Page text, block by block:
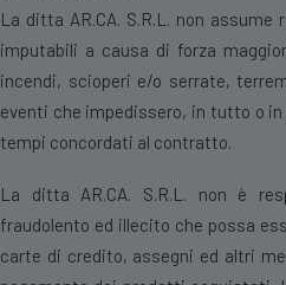
La ditta AR.CA. S.R.L. non
imputabili a causa di forza
incendi, scioperi e/o serrate,
eventi che impedissero, in tutto o
tempi concordati al contratto.
La ditta AR.CA. S.R.L. non è
fraudolento ed illecito che possa
carte di credito, assegni ed altri